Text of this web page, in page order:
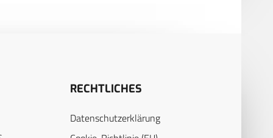
RECHTLICHES
Datenschutzerklärung